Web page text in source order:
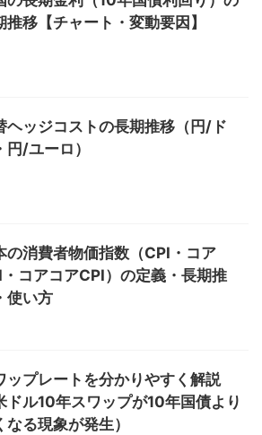
推移【チャート・変動要因】
ヘッジコストの長期推移（円/ド
円/ユーロ）
の消費者物価指数（CPI・コア
コアコアCPI）の定義・長期推
使い方
ップレートを分かりやすく解説
ドル10年スワップが10年国債より
なる現象が発生）